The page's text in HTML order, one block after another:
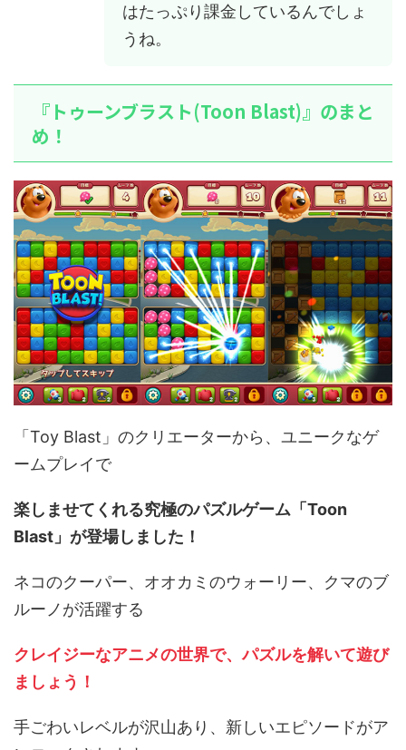
はたっぷり課金しているんでしょ
うね。
『トゥーンブラスト(Toon Blast)』のまと
め！
「Toy Blast」のクリエーターから、ユニークなゲ
ームプレイで
楽しませてくれる究極のパズルゲーム「Toon
Blast」が登場しました！
ネコのクーパー、オオカミのウォーリー、クマのブ
ルーノが活躍する
クレイジーなアニメの世界で、パズルを解いて遊び
ましょう！
手ごわいレベルが沢山あり、新しいエピソードがア